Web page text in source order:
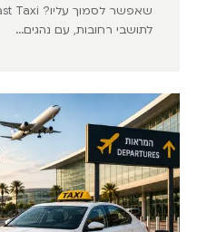
לתושבי רחובות, עם נהגים...